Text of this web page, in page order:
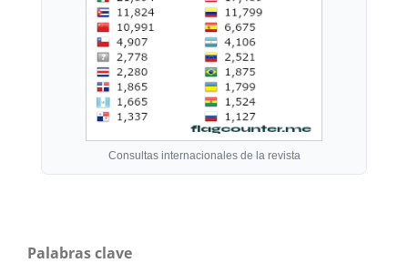
Consultas internacionales de la revista
Palabras clave